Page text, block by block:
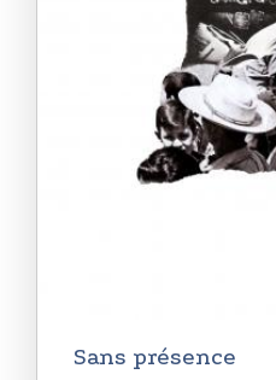
Sans présence